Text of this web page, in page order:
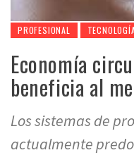
PROFESIONAL
Economía
beneficia al
Los sistemas de
actualmente